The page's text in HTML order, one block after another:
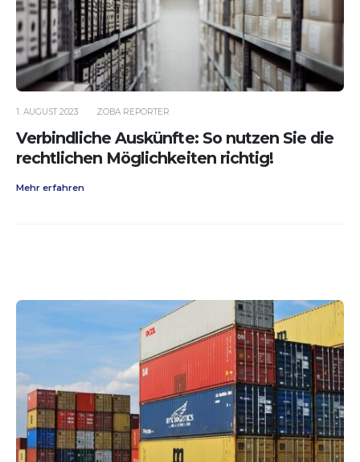
1. AUGUST 2023 ZOBA REPORTER
Verbindliche Auskünfte: So nutzen Sie die
rechtlichen Möglichkeiten richtig!
Mehr erfahren